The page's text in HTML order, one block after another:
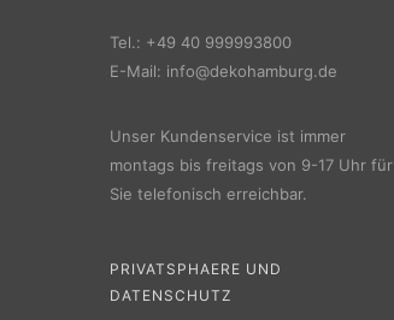
Tel.: +49 40 999993800
E-Mail: info@dekohamburg.de
Unser Kundenservice ist immer
montags bis freitags von 9-17 Uhr für
Sie telefonisch erreichbar.
PRIVATSPHAERE UND
DATENSCHUTZ